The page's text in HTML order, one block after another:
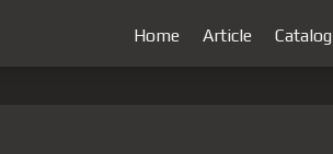
Home Article Catalog